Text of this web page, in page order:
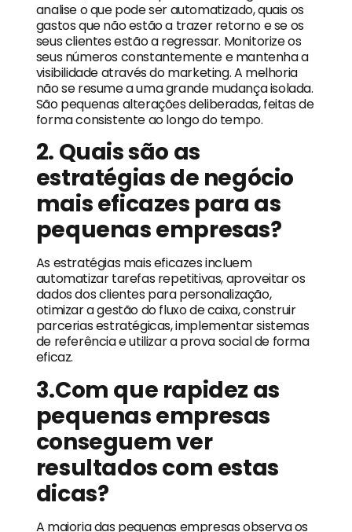
analise o que pode ser automatizado, quais os
gastos que não estão a trazer retorno e se os
seus clientes estão a regressar. Monitorize os
seus números constantemente e mantenha a
visibilidade através do marketing. A melhoria
não se resume a uma grande mudança isolada.
São pequenas alterações deliberadas, feitas de
forma consistente ao longo do tempo.
2. Quais são as
estratégias de negócio
mais eficazes para as
pequenas empresas?
As estratégias mais eficazes incluem
automatizar tarefas repetitivas, aproveitar os
dados dos clientes para personalização,
otimizar a gestão do fluxo de caixa, construir
parcerias estratégicas, implementar sistemas
de referência e utilizar a prova social de forma
eficaz.
3.Com que rapidez as
pequenas empresas
conseguem ver
resultados com estas
dicas?
A maioria das pequenas empresas observa os